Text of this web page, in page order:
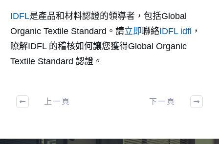
IDFL是產品和材料認證的領導者，包括Global
Organic Textile Standard。請立即聯絡IDFL idfl ，
瞭解IDFL 的稽核如何讓您獲得Global Organic
Textile Standard 認證。
上一頁 下一頁